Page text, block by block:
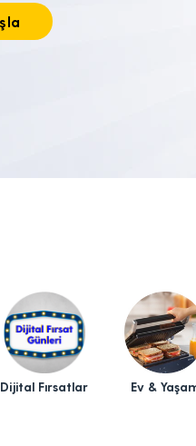
Dijital Fırsatlar Ev &